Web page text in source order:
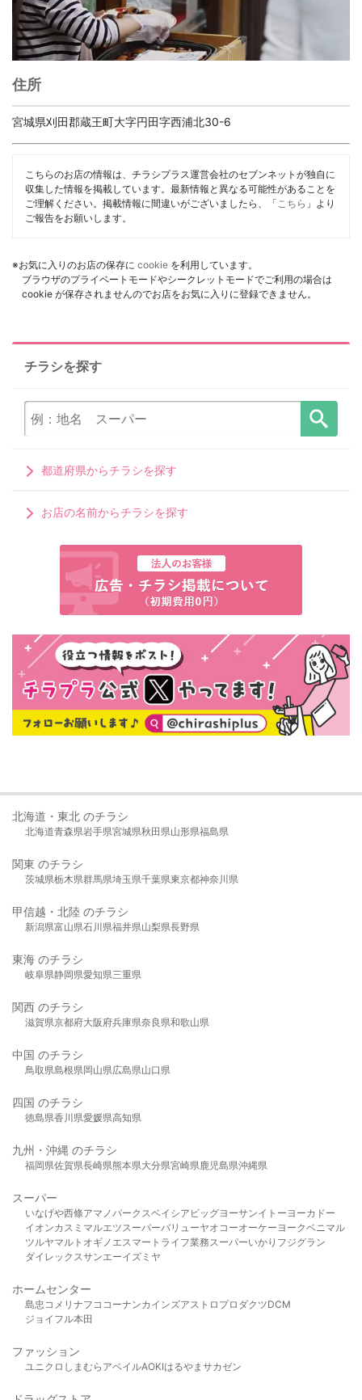
住所
宮城県刈田郡蔵王町大字円田字西浦北30-6
こちらのお店の情報は、チラシプラス運営会社のセブンネットが独自に
収集した情報を掲載しています。最新情報と異なる可能性があることを
ご理解ください。掲載情報に間違いがございましたら、「 こちら 」より
ご報告をお願いします。
※お気に入りのお店の保存に cookie を利用しています。
ブラウザのプライベートモードやシークレットモードでご利用の場合は
cookie が保存されませんのでお店をお気に入りに登録できません。
チラシを探す
都道府県からチラシを探す
お店の名前からチラシを探す
北海道・東北 のチラシ
北海道青森県岩手県宮城県秋田県山形県福島県
関東 のチラシ
茨城県栃木県群馬県埼玉県千葉県東京都神奈川県
甲信越・北陸 のチラシ
新潟県富山県石川県福井県山梨県長野県
東海 のチラシ
岐阜県静岡県愛知県三重県
関西 のチラシ
滋賀県京都府大阪府兵庫県奈良県和歌山県
中国 のチラシ
鳥取県島根県岡山県広島県山口県
四国 のチラシ
徳島県香川県愛媛県高知県
九州・沖縄 のチラシ
福岡県佐賀県長崎県熊本県大分県宮崎県鹿児島県沖縄県
スーパー
いなげや西條アマノパークスベイシア ビッグヨーサンイトーヨーカドー
イオンカスミ マルエツスーパーバリューヤオコーオーケー ヨークベニマル
ツルヤマルト オギノ エスマート ライフ業務スーパーいかり フジグラン
ダイレックスサンエーイズミヤ
ホームセンター
島忠 コメリ ナフコ コーナンカインズアストロプロダクツDCM
ジョイフル本田
ファッション
ユニクロ しまむら アベイルAOKIはるやま サカゼン